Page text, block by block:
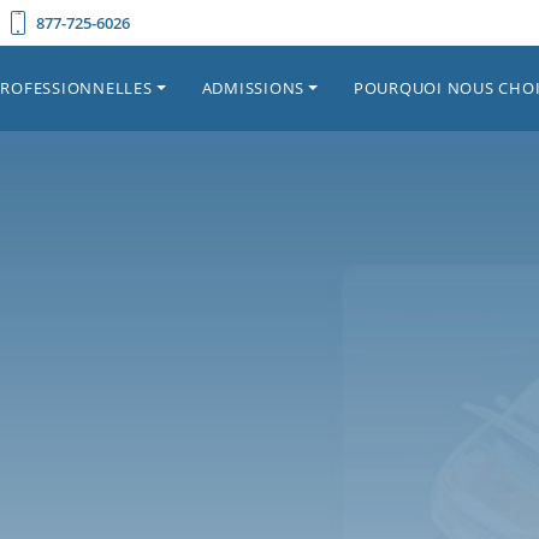
877-725-6026
ADMISSIONS POURQUOI NOUS